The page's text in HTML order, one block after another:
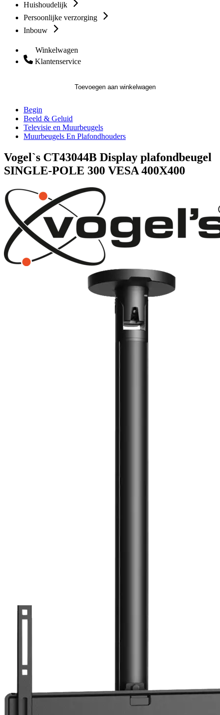
Huishoudelijk
Persoonlijke verzorging
Inbouw
Winkelwagen
Klantenservice
Toevoegen aan winkelwagen
Begin
Beeld & Geluid
Televisie en Muurbeugels
Muurbeugels En Plafondhouders
Vogel`s CT43044B Display plafondbeugel
SINGLE-POLE 300 VESA 400X400